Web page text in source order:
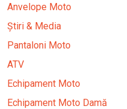
Anvelope Moto
Știri & Media
Pantaloni Moto
ATV
Echipament Moto
Echipament Moto Damă